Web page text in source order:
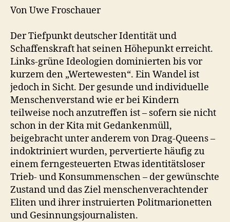
Von Uwe Froschauer
Der Tiefpunkt deutscher Identität und
Schaffenskraft hat seinen Höhepunkt erreicht.
Links-grüne Ideologien dominierten bis vor
kurzem den „Wertewesten“. Ein Wandel ist
jedoch in Sicht. Der gesunde und individuelle
Menschenverstand wie er bei Kindern
teilweise noch anzutreffen ist – sofern sie nicht
schon in der Kita mit Gedankenmüll,
beigebracht unter anderem von Drag-Queens –
indoktriniert wurden, pervertierte häufig zu
einem ferngesteuerten Etwas identitätsloser
Trieb- und Konsummenschen – der gewünschte
Zustand und das Ziel menschenverachtender
Eliten und ihrer instruierten Politmarionetten
und Gesinnungsjournalisten.